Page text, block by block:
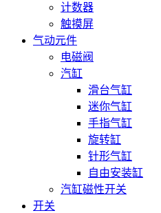
计数器
触摸屏
气动元件
电磁阀
汽缸
滑台气缸
迷你气缸
手指气缸
旋转缸
针形气缸
自由安装缸
汽缸磁性开关
开关